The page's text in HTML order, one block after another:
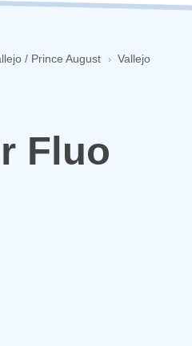
/ Prince August
Vallejo
Fluo